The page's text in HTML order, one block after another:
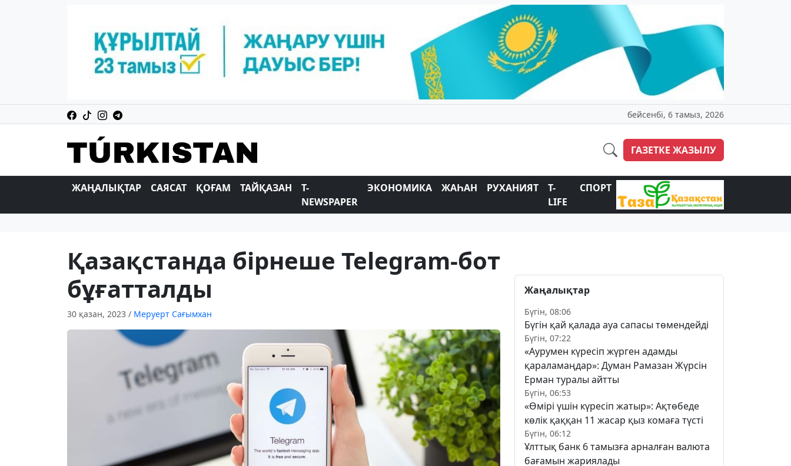
бейсенбі, 6 тамыз, 2026
ГАЗЕТКЕ ЖАЗЫЛУ
ЖАҢАЛЫҚТАР САЯСАТ ҚОҒАМ ТАЙҚАЗАН
T-
NEWSPAPER
ЭКОНОМИКА ЖАҺАН РУХАНИЯТ
T-
LIFE
СПОРТ
Қазақстанда бірнеше Telegram-бот
бұғатталды
30 қазан, 2023 / Меруерт Сағымхан
Жаңалықтар
Бүгін, 08:06
Бүгін қай қалада ауа сапасы төмендейді
Бүгін, 07:22
«Аурумен күресіп жүрген адамды
қараламаңдар»: Думан Рамазан Жүрсін
Ерман туралы айтты
Бүгін, 06:53
«Өмірі үшін күресіп жатыр»: Ақтөбеде
көлік қаққан 11 жасар қыз комаға түсті
Бүгін, 06:12
Ұлттық банк 6 тамызға арналған валюта
бағамын жариялады